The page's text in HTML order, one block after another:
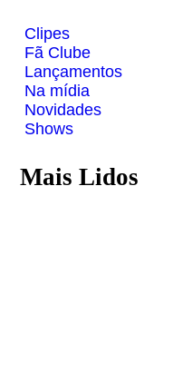
Clipes
Fã Clube
Lançamentos
Na mídia
Novidades
Shows
Mais Lidos